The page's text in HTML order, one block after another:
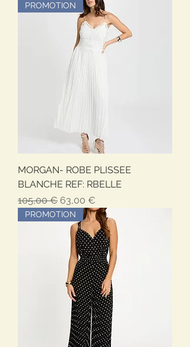
PROMOTION
MORGAN- ROBE PLISSEE
BLANCHE REF: RBELLE
Обычная цена
105,00 € Цена со скидкой
63,00 €
PROMOTION